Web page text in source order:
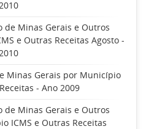
de Minas Gerais e Outros
e Outras Receitas Agosto -
Minas Gerais por Município
- Ano 2009
de Minas Gerais e Outros
ICMS e Outras Receitas